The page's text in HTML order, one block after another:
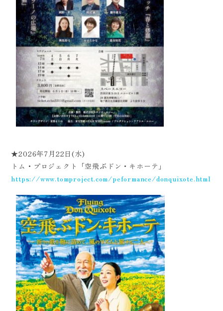
★2026年7月22日(水)
トム・プロジェクト「空飛ぶドン・キホーテ」
https://www.tomproject.com/peformance/donquixote.html